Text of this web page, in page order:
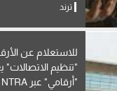
ترند
للاستعلام عن
"تنظيم الاتصالات"
"أرقامي" عبر My NTRA